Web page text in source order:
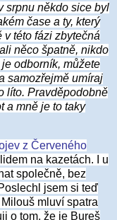
srpnu někdo sice byl
čase a ty, který
této fázi zbytečná
něco špatně, nikdo
odborník, můžete
samozřejmě umíraj
líto. Pravděpodobně
a mně je to taky
z Červeného
na kazetách. I u
společně, bez
jsem si teď
mluví spatra
o tom, že je Bureš